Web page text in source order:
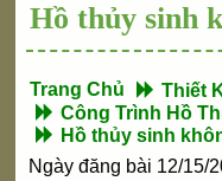
Hồ thủy sinh
Trang Chủ
Thiết
Công Trình Hồ
Hồ thủy sinh
Ngày đăng bài 12/15/